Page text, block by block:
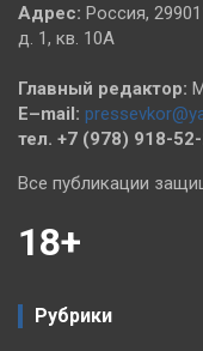
Адрес: Россия,
д. 1, кв. 10А
Главный редактор:
E–mail:
тел. +7 (978) 918-
Все публикации
18+
Рубрики